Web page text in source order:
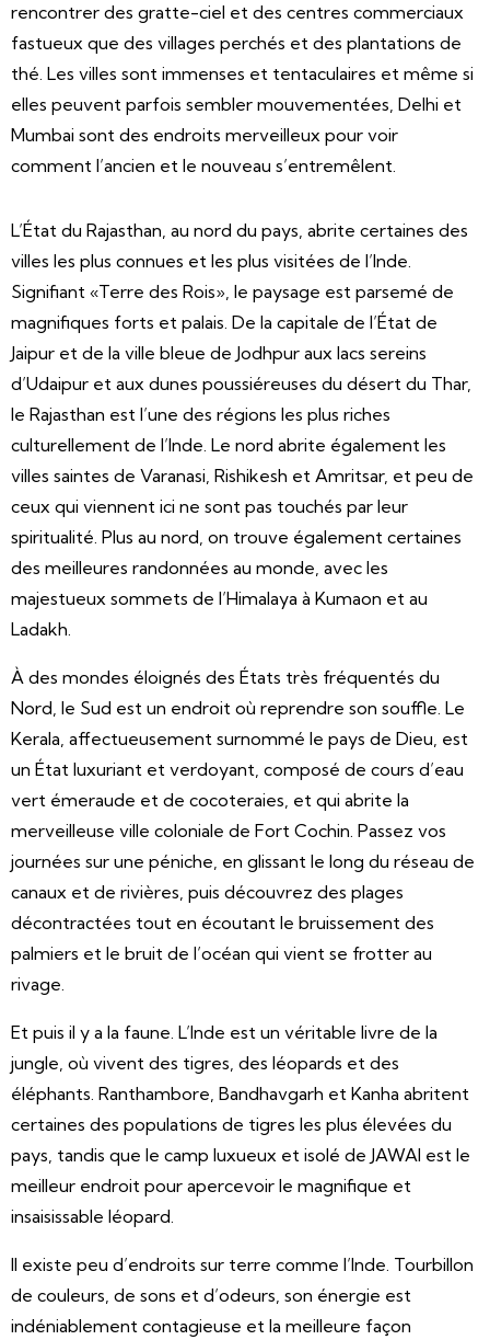
rencontrer des gratte-ciel et des centres commerciaux
fastueux que des villages perchés et des plantations de
thé. Les villes sont immenses et tentaculaires et même si
elles peuvent parfois sembler mouvementées, Delhi et
Mumbai sont des endroits merveilleux pour voir
comment l’ancien et le nouveau s’entremêlent.
L’État du Rajasthan, au nord du pays, abrite certaines des
villes les plus connues et les plus visitées de l’Inde.
Signifiant «Terre des Rois», le paysage est parsemé de
magnifiques forts et palais. De la capitale de l’État de
Jaipur et de la ville bleue de Jodhpur aux lacs sereins
d’Udaipur et aux dunes poussiéreuses du désert du Thar,
le Rajasthan est l’une des régions les plus riches
culturellement de l’Inde. Le nord abrite également les
villes saintes de Varanasi, Rishikesh et Amritsar, et peu de
ceux qui viennent ici ne sont pas touchés par leur
spiritualité. Plus au nord, on trouve également certaines
des meilleures randonnées au monde, avec les
majestueux sommets de l’Himalaya à Kumaon et au
Ladakh.
À des mondes éloignés des États très fréquentés du
Nord, le Sud est un endroit où reprendre son souffle. Le
Kerala, affectueusement surnommé le pays de Dieu, est
un État luxuriant et verdoyant, composé de cours d’eau
vert émeraude et de cocoteraies, et qui abrite la
merveilleuse ville coloniale de Fort Cochin. Passez vos
journées sur une péniche, en glissant le long du réseau de
canaux et de rivières, puis découvrez des plages
décontractées tout en écoutant le bruissement des
palmiers et le bruit de l’océan qui vient se frotter au
rivage.
Et puis il y a la faune. L’Inde est un véritable livre de la
jungle, où vivent des tigres, des léopards et des
éléphants. Ranthambore, Bandhavgarh et Kanha abritent
certaines des populations de tigres les plus élevées du
pays, tandis que le camp luxueux et isolé de JAWAI est le
meilleur endroit pour apercevoir le magnifique et
insaisissable léopard.
Il existe peu d’endroits sur terre comme l’Inde. Tourbillon
de couleurs, de sons et d’odeurs, son énergie est
indéniablement contagieuse et la meilleure façon